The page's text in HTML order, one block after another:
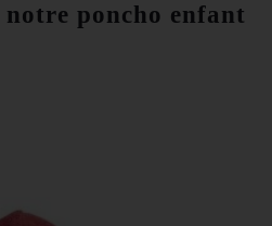
poncho enfant